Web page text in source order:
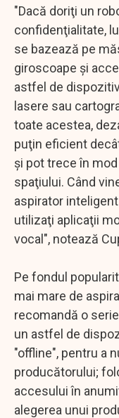
"Dacă doriţi un
confidenţialitate,
se bazează pe
giroscoape şi
astfel de
lasere sau
toate acestea,
puţin eficient
şi pot trece în
spaţiului. Când
aspirator
utilizaţi aplicaţii
vocal", notează
Pe fondul
mai mare de
recomandă o
un astfel de
"offline", pentru a
producătorului;
accesului în
alegerea unui